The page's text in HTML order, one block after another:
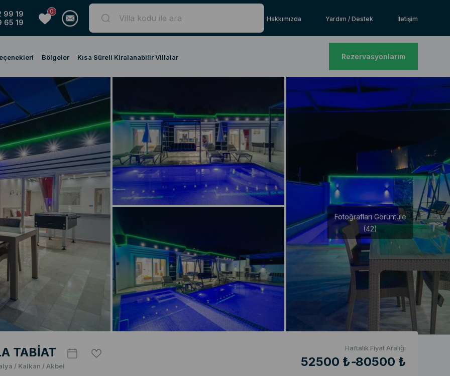
99 19
65 19
0
Hakkımızda
Yardım / Destek İletişim
Bölgeler Kısa Süreli Kiralanabilir Villalar Rezervasyonlarım
Fotoğrafları Görüntüle
(42)
TABİAT
/ Kalkan / Akbel
Haftalık Fiyat Aralığı
52500 ₺-80500 ₺